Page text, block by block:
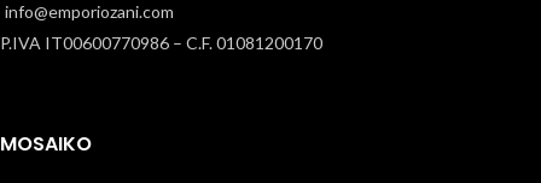
info@emporiozani.com
P.IVA IT00600770986 – C.F. 01081200170
MOSAIKO